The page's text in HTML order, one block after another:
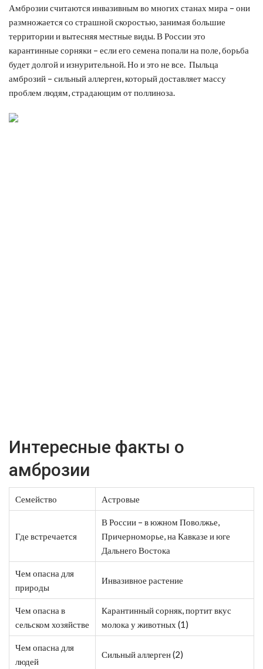
Амброзии считаются инвазивным во многих станах мира – они
размножается со страшной скоростью, занимая большие
территории и вытесняя местные виды. В России это
карантинные сорняки – если его семена попали на поле, борьба
будет долгой и изнурительной. Но и это не все. Пыльца
амброзий – сильный аллерген, который доставляет массу
проблем людям, страдающим от поллиноза.
Интересные факты о
амброзии
Семейство Астровые
Где встречается
В России – в южном Поволжье,
Причерноморье, на Кавказе и юге
Дальнего Востока
Чем опасна для
природы
Инвазивное растение
Чем опасна в
сельском хозяйстве
Карантинный сорняк, портит вкус
молока у животных (1)
Чем опасна для
людей
Сильный аллерген (2)